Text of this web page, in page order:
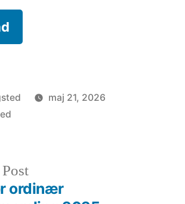
maj 21, 2026
Previous
post:
ordinær